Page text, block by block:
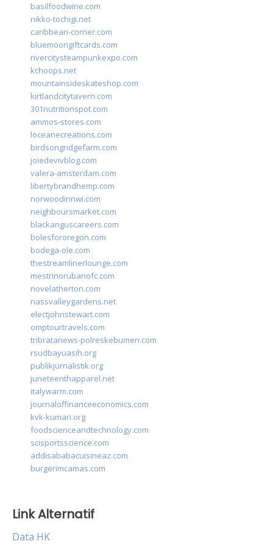
basilfoodwine.com
nikko-tochigi.net
caribbean-corner.com
bluemoongiftcards.com
rivercitysteampunkexpo.com
kchoops.net
mountainsideskateshop.com
kirtlandcitytavern.com
301nutritionspot.com
ammos-stores.com
loceanecreations.com
birdsongridgefarm.com
joiedevivblog.com
valera-amsterdam.com
libertybrandhemp.com
norwoodinnwi.com
neighboursmarket.com
blackanguscareers.com
bolesfororegon.com
bodega-ole.com
thestreamlinerlounge.com
mestrinorubanofc.com
novelatherton.com
nassvalleygardens.net
electjohnstewart.com
omptourtravels.com
tribratanews-polreskebumen.com
rsudbayuasih.org
publikjurnalistik.org
juneteenthapparel.net
italywarm.com
journaloffinanceeconomics.com
kvk-kumari.org
foodscienceandtechnology.com
scisportsscience.com
addisababacuisineaz.com
burgerimcamas.com
Link Alternatif
Data HK